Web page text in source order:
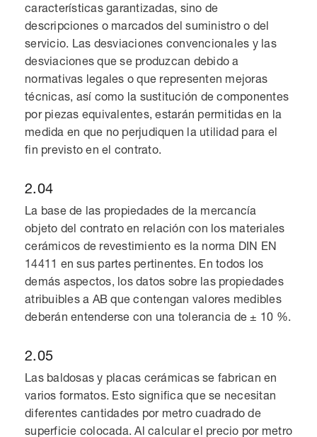
características garantizadas, sino de
descripciones o marcados del suministro o del
servicio. Las desviaciones convencionales y las
desviaciones que se produzcan debido a
normativas legales o que representen mejoras
técnicas, así como la sustitución de componentes
por piezas equivalentes, estarán permitidas en la
medida en que no perjudiquen la utilidad para el
fin previsto en el contrato.
2.04
La base de las propiedades de la mercancía
objeto del contrato en relación con los materiales
cerámicos de revestimiento es la norma DIN EN
14411 en sus partes pertinentes. En todos los
demás aspectos, los datos sobre las propiedades
atribuibles a AB que contengan valores medibles
deberán entenderse con una tolerancia de ± 10 %.
2.05
Las baldosas y placas cerámicas se fabrican en
varios formatos. Esto significa que se necesitan
diferentes cantidades por metro cuadrado de
superficie colocada. Al calcular el precio por metro